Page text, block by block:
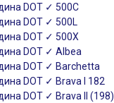
DOT ✓ 500C
DOT ✓ 500L
DOT ✓ 500X
DOT ✓ Albea
DOT ✓ Barchetta
DOT ✓ Brava I 182
DOT ✓ Brava II (198)